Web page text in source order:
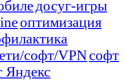
досуг-игры
оптимизация
софт/VPNсофт
Яндекс